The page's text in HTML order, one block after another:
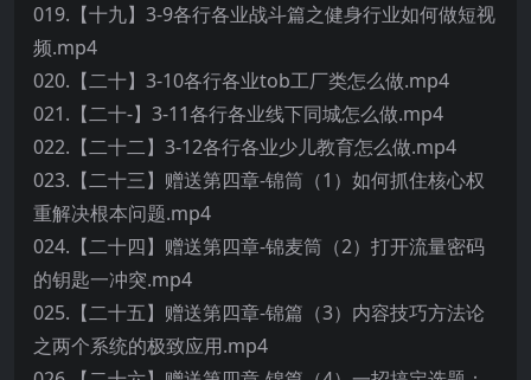
019.【十九】3-9各行各业战斗篇之健身行业如何做短视
频.mp4
020.【二十】3-10各行各业tob工厂类怎么做.mp4
021.【二十-】3-11各行各业线下同城怎么做.mp4
022.【二十二】3-12各行各业少儿教育怎么做.mp4
023.【二十三】赠送第四章-锦筒（1）如何抓住核心权
重解决根本问题.mp4
024.【二十四】赠送第四章-锦麦筒（2）打开流量密码
的钥匙一冲突.mp4
025.【二十五】赠送第四章-锦篇（3）内容技巧方法论
之两个系统的极致应用.mp4